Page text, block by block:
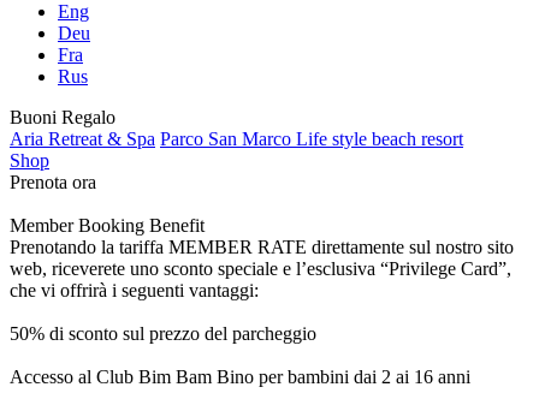
Eng
Deu
Fra
Rus
Buoni Regalo
Aria Retreat & Spa Parco San Marco Life style beach resort
Shop
Prenota ora
Member Booking Benefit
Prenotando la tariffa MEMBER RATE direttamente sul nostro sito
web, riceverete uno sconto speciale e l’esclusiva “Privilege Card”,
che vi offrirà i seguenti vantaggi:
50% di sconto sul prezzo del parcheggio
Accesso al Club Bim Bam Bino per bambini dai 2 ai 16 anni